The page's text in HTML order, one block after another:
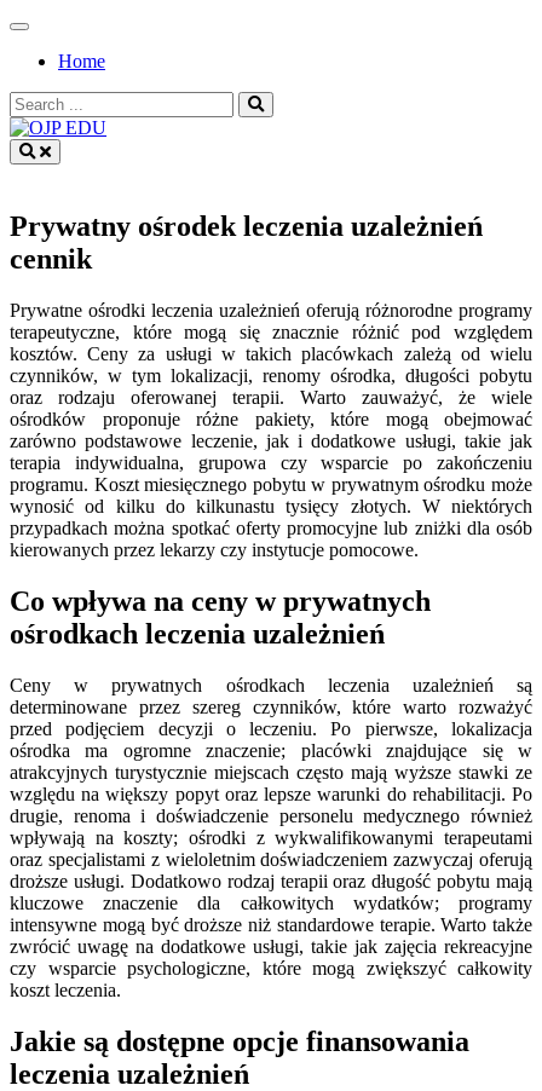
Skip
contentHome
Search
for:
Prywatny ośrodek leczenia uzależnień
cennik
Prywatne ośrodki leczenia uzależnień oferują różnorodne programy
terapeutyczne, które mogą się znacznie różnić pod względem
kosztów. Ceny za usługi w takich placówkach zależą od wielu
czynników, w tym lokalizacji, renomy ośrodka, długości pobytu
oraz rodzaju oferowanej terapii. Warto zauważyć, że wiele
ośrodków proponuje różne pakiety, które mogą obejmować
zarówno podstawowe leczenie, jak i dodatkowe usługi, takie jak
terapia indywidualna, grupowa czy wsparcie po zakończeniu
programu. Koszt miesięcznego pobytu w prywatnym ośrodku może
wynosić od kilku do kilkunastu tysięcy złotych. W niektórych
przypadkach można spotkać oferty promocyjne lub zniżki dla osób
kierowanych przez lekarzy czy instytucje pomocowe.
Co wpływa na ceny w prywatnych
ośrodkach leczenia uzależnień
Ceny w prywatnych ośrodkach leczenia uzależnień są
determinowane przez szereg czynników, które warto rozważyć
przed podjęciem decyzji o leczeniu. Po pierwsze, lokalizacja
ośrodka ma ogromne znaczenie; placówki znajdujące się w
atrakcyjnych turystycznie miejscach często mają wyższe stawki ze
względu na większy popyt oraz lepsze warunki do rehabilitacji. Po
drugie, renoma i doświadczenie personelu medycznego również
wpływają na koszty; ośrodki z wykwalifikowanymi terapeutami
oraz specjalistami z wieloletnim doświadczeniem zazwyczaj oferują
droższe usługi. Dodatkowo rodzaj terapii oraz długość pobytu mają
kluczowe znaczenie dla całkowitych wydatków; programy
intensywne mogą być droższe niż standardowe terapie. Warto także
zwrócić uwagę na dodatkowe usługi, takie jak zajęcia rekreacyjne
czy wsparcie psychologiczne, które mogą zwiększyć całkowity
koszt leczenia.
Jakie są dostępne opcje finansowania
leczenia uzależnień